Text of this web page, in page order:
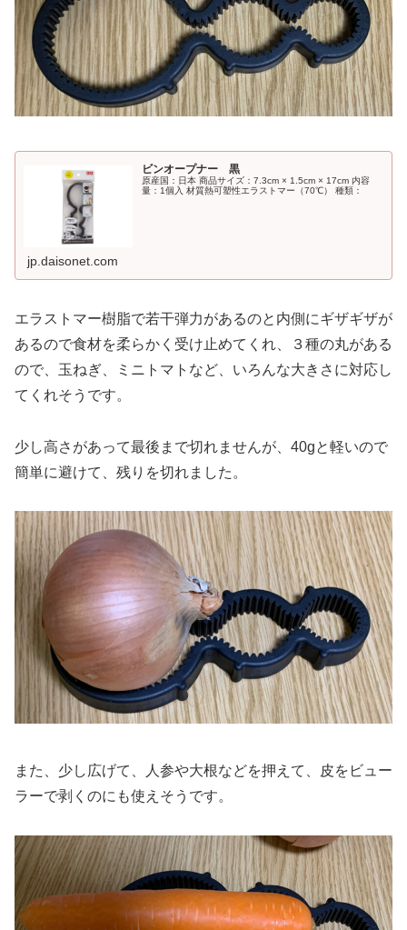
ビンオープナー 黒
原産国：日本 商品サイズ：7.3cm × 1.5cm × 17cm 内容
量：1個入 材質熱可塑性エラストマー（70℃） 種類：
jp.daisonet.com
エラストマー樹脂で若干弾力があるのと内側にギザギザが
あるので食材を柔らかく受け止めてくれ、３種の丸がある
ので、玉ねぎ、ミニトマトなど、いろんな大きさに対応し
てくれそうです。
少し高さがあって最後まで切れませんが、40gと軽いので
簡単に避けて、残りを切れました。
また、少し広げて、人参や大根などを押えて、皮をビュー
ラーで剥くのにも使えそうです。